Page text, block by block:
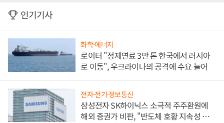
인기기사
화학·에너지
로이터 "정제연료 3만 톤 한국에서 러시아
로 이동", 우크라이나의 공격에 수요 늘어
전자·전기·정보통신
삼성전자 SK하이닉스 소극적 주주환원에
해외 증권가 비판, "반도체 호황 지속성 의